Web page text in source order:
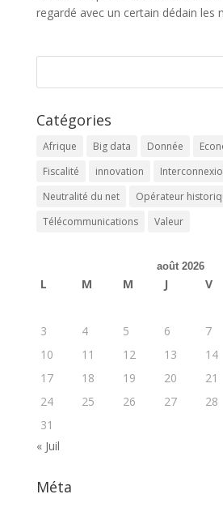
regardé avec un certain dédain les
Catégories
Afrique Big data Donnée
Fiscalité
innovation
Neutralité du net
Opérateur
Télécommunications
Valeur
août 2026
L M M J V
3
4 5 6 7
10
11 12 13 14
17
18 19 20 21
24
25 26 27 28
31
« Juil
Méta